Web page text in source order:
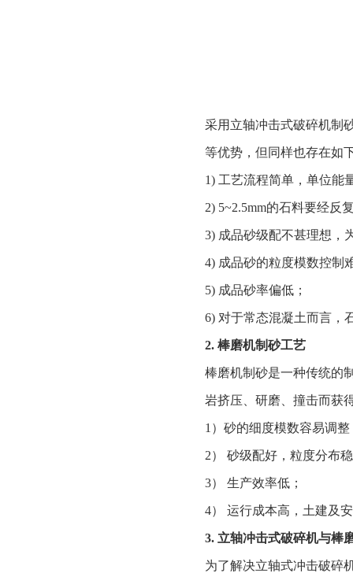
采用立轴冲击式破碎机制
等优势，但同样也存在如
1) 工艺流程简单，单位能
2) 5~2.5mm的石料要经反
3) 成品砂级配不甚理想，
4) 成品砂的粒度模数控制
5) 成品砂率偏低；
6) 对于常态混凝土而言，
2. 棒磨机制砂工艺
棒磨机制砂是一种传统的
岩挤压、研磨、撞击而获
1）砂的细度模数容易调
2） 砂级配好，粒度分布
3） 生产效率低；
4） 运行成本高，土建及
3. 立轴冲击式破碎机与棒
为了解决立轴式冲击破碎